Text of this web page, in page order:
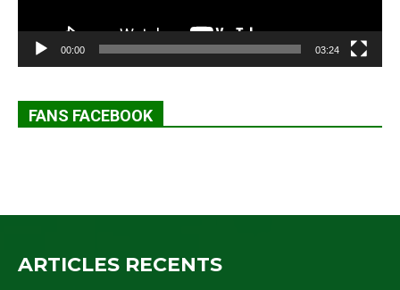
00:00 03:24
FANS FACEBOOK
ARTICLES RECENTS